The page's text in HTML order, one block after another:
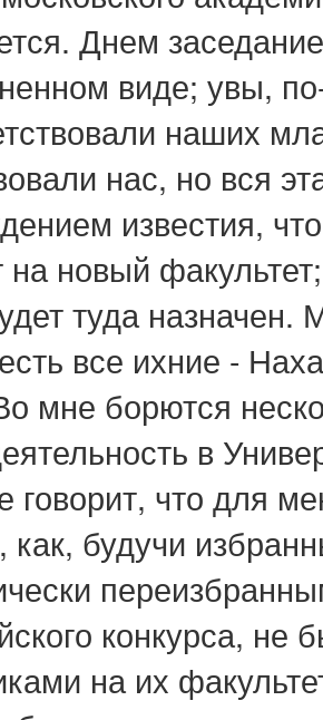
Днем
виде; увы,
наших
нас, но вся
известия,
новый
туда назначен.
все ихние -
мне борются
в
говорит, что для
как, будучи
конкурса, не
на их